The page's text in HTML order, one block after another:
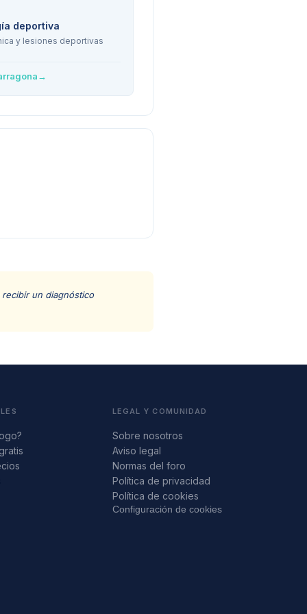
deportiva
y lesiones deportivas
→
un diagnóstico
LEGAL Y COMUNIDAD
Sobre nosotros
Aviso legal
Normas del foro
Política de privacidad
Política de cookies
Configuración de cookies